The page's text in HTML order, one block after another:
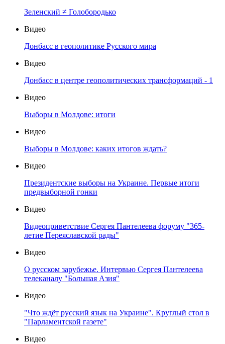
Зеленский ≠ Голобородько
Видео
Донбасс в геополитике Русского мира
Видео
Донбасс в центре геополитических трансформаций - 1
Видео
Выборы в Молдове: итоги
Видео
Выборы в Молдове: каких итогов ждать?
Видео
Президентские выборы на Украине. Первые итоги
предвыборной гонки
Видео
Видеоприветствие Сергея Пантелеева форуму "365-
летие Переяславской рады"
Видео
О русском зарубежье. Интервью Сергея Пантелеева
телеканалу "Большая Азия"
Видео
"Что ждёт русский язык на Украине". Круглый стол в
"Парламентской газете"
Видео